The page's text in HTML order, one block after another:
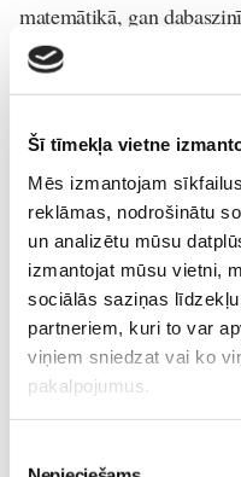
Šī tīmekļa vietne
Mēs izmantojam
reklāmas, nodrošinātu
un analizētu mūsu
izmantojat mūsu vietni,
sociālās saziņas
partneriem, kuri to var
viņiem sniedzat vai ko
pakalpojumus.
matemātikā, gan
tad svarīgi skolēniem
darbu organizēšanai,
"Tas sekmēs skolēna
veidot glītus, salasāmus
pilnveidot ortogrāfijas un
apgūtas valodas
no cilvēka kā personības
profesore.